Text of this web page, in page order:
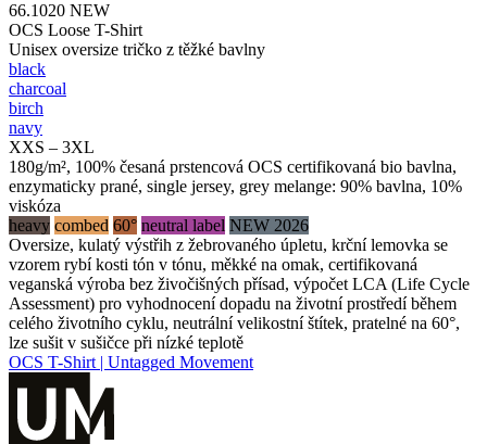
66.1020 NEW
OCS Loose T-Shirt
Unisex oversize tričko z těžké bavlny
black
charcoal
birch
navy
XXS – 3XL
180g/m², 100% česaná prstencová OCS certifikovaná bio bavlna,
enzymaticky prané, single jersey, grey melange: 90% bavlna, 10%
viskóza
heavy combed 60° neutral label NEW 2026
Oversize, kulatý výstřih z žebrovaného úpletu, krční lemovka se
vzorem rybí kosti tón v tónu, měkké na omak, certifikovaná
veganská výroba bez živočišných přísad, výpočet LCA (Life Cycle
Assessment) pro vyhodnocení dopadu na životní prostředí během
celého životního cyklu, neutrální velikostní štítek, pratelné na 60°,
lze sušit v sušičce při nízké teplotě
OCS T-Shirt | Untagged Movement